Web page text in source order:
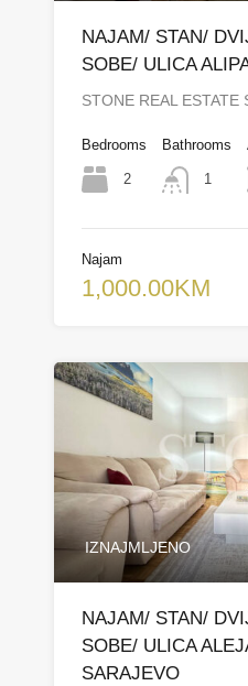
NAJAM/ STAN/
SOBE/ ULICA
STONE REAL
Bedrooms
2
Bathrooms
1
Najam
1,000.00KM
IZNAJMLJENO
NAJAM/ STAN/
SOBE/ ULICA
SARAJEVO